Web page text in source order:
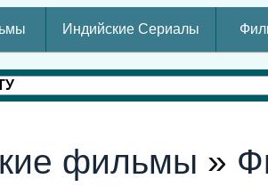
Индийские Сериалы
фильмы »